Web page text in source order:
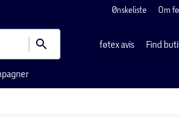
Ønskeliste Om
føtex avis Find